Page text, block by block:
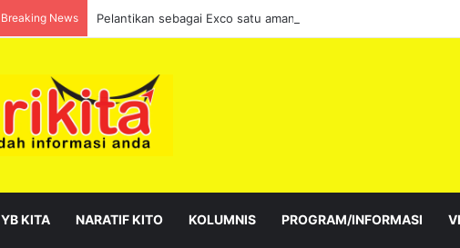
Breaking News Pelantikan sebagai Exco satu amanah besar – Siow Kong Choon
YB KITA NARATIF KITO KOLUMNIS PROGRAM/INFORMASI